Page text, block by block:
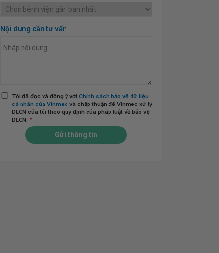
Nội dung cần tư vấn
Tôi đã đọc và đồng ý với Chính sách bảo vệ dữ liệu
cá nhân của Vinmec và chấp thuận để Vinmec xử lý
DLCN của tôi theo quy định của pháp luật về bảo vệ
DLCN. *
Gửi thông tin